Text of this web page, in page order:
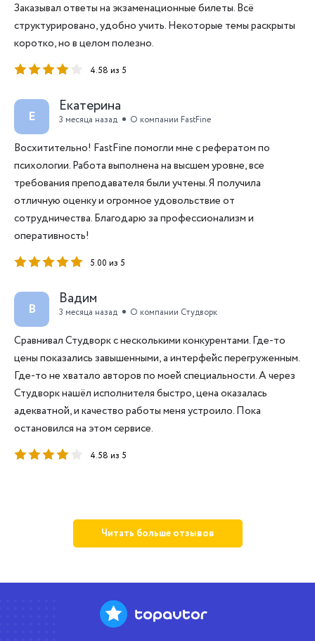
4.58 из 5
Заказывал ответы на экзаменационные билеты. Всё
структурировано, удобно учить. Некоторые темы раскрыты
коротко, но в целом полезно.
Е
Екатерина
3 месяца назад О компании FastFine
5.00 из 5
Восхитительно! FastFine помогли мне с рефератом по
психологии. Работа выполнена на высшем уровне, все
требования преподавателя были учтены. Я получила
отличную оценку и огромное удовольствие от
сотрудничества. Благодарю за профессионализм и
оперативность!
В
Вадим
3 месяца назад О компании Студворк
4.58 из 5
Сравнивал Студворк с несколькими конкурентами. Где-то
цены показались завышенными, а интерфейс перегруженным.
Где-то не хватало авторов по моей специальности. А через
Студворк нашёл исполнителя быстро, цена оказалась
адекватной, и качество работы меня устроило. Пока
остановился на этом сервисе.
Читать больше отзывов